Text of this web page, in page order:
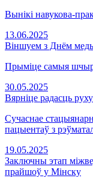
Вынікі навукова-
13.06.2025
Віншуем з Днём
Прыміце самыя
30.05.2025
Вярніце радасць руху
Сучаснае
пацыентаў з
19.05.2025
Заключны этап
прайшоў у Мінску